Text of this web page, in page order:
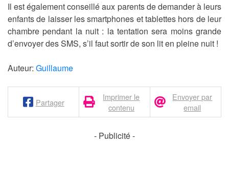
Il est également conseillé aux parents de demander à leurs
enfants de laisser les smartphones et tablettes hors de leur
chambre pendant la nuit : la tentation sera moins grande
d’envoyer des SMS, s’il faut sortir de son lit en pleine nuit !
Auteur: Guillaume
Partager
Imprimer le
contenu
Envoyer par
email
- Publicité -